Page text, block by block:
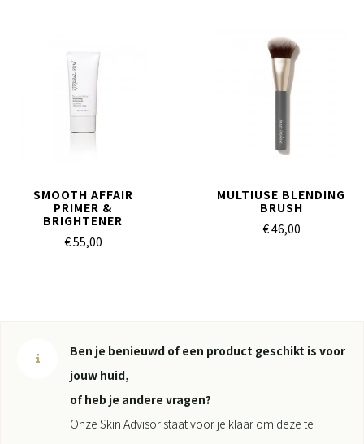
SMOOTH AFFAIR
PRIMER &
BRIGHTENER
€ 55,00
MULTIUSE BLENDING
BRUSH
€ 46,00
Ben je benieuwd of een product geschikt is voor
jouw huid,
of heb je andere vragen?
Onze Skin Advisor staat voor je klaar om deze te